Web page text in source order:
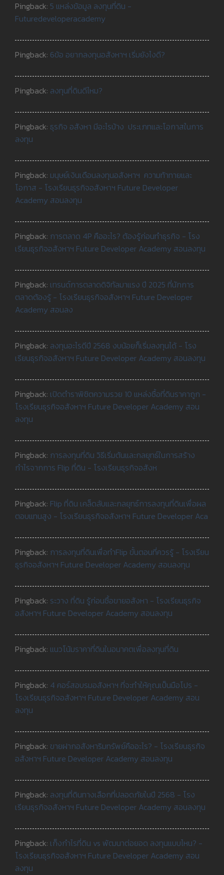
Pingback: 5 แหล่งข้อมูล ลงทุนที่ดิน -
Futuredeveloperacademy
Pingback: 6ข้อ อยากลงทุนอสังหาฯ เริ่มยังไงดี?
Pingback: ลงทุนที่ดินดีไหม?
Pingback: ธุรกิจ อสังหา มีอะไรบ้าง ประเภทและโอกาสในการ
ลงทุน
Pingback: มนุษย์เงินเดือนลงทุนอสังหาฯ ความท้าทายและ
โอกาส - โรงเรียนธุรกิจอสังหาฯ Future Developer
Academy สอนลงทุน
Pingback: การตลาด 4P คืออะไร? ต้องรู้ก่อนทำธุรกิจ - โรง
เรียนธุรกิจอสังหาฯ Future Developer Academy สอนลงทุน
Pingback: เทรนด์การตลาดดิจิทัลมาแรง ปี 2025 ที่นักการ
ตลาดต้องรู้ - โรงเรียนธุรกิจอสังหาฯ Future Developer
Academy สอนลง
Pingback: ลงทุนอะไรดีปี 2568 งบน้อยก็เริ่มลงทุนได้ - โรง
เรียนธุรกิจอสังหาฯ Future Developer Academy สอนลงทุน
Pingback: เปิดตำราพิชิตความรวย 10 แหล่งซื้อที่ดินราคาถูก -
โรงเรียนธุรกิจอสังหาฯ Future Developer Academy สอน
ลงทุน
Pingback: การลงทุนที่ดิน วิธีเริ่มต้นและกลยุทธ์ในการสร้าง
กำไรจากการ Flip ที่ดิน - โรงเรียนธุรกิจอสังห
Pingback: Flip ที่ดิน เคล็ดลับและกลยุทธ์การลงทุนที่ดินเพื่อผล
ตอบแทนสูง - โรงเรียนธุรกิจอสังหาฯ Future Developer Aca
Pingback: การลงทุนที่ดินเพื่อทำFlip ขั้นตอนที่ควรรู้ - โรงเรียน
ธุรกิจอสังหาฯ Future Developer Academy สอนลงทุน
Pingback: ระวาง ที่ดิน รู้ก่อนซื้อขายอสังหา - โรงเรียนธุรกิจ
อสังหาฯ Future Developer Academy สอนลงทุน
Pingback: แนวโน้มราคาที่ดินในอนาคตเพื่อลงทุนที่ดิน
Pingback: 4 คอร์สอบรมอสังหาฯ ที่จะทำให้คุณเป็นมือโปร -
โรงเรียนธุรกิจอสังหาฯ Future Developer Academy สอน
ลงทุน
Pingback: ขายฝากอสังหาริมทรัพย์คืออะไร? - โรงเรียนธุรกิจ
อสังหาฯ Future Developer Academy สอนลงทุน
Pingback: ลงทุนที่ดินทางเลือกที่ปลอดภัยในปี 2568 - โรง
เรียนธุรกิจอสังหาฯ Future Developer Academy สอนลงทุน
Pingback: เก็งกำไรที่ดิน vs พัฒนาต่อยอด ลงทุนแบบไหน? -
โรงเรียนธุรกิจอสังหาฯ Future Developer Academy สอน
ลงทุน